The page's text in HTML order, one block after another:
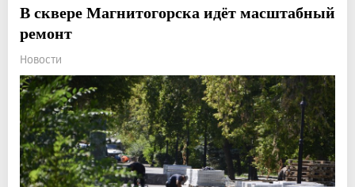
В сквере Магнитогорска идёт масштабный
ремонт
Новости